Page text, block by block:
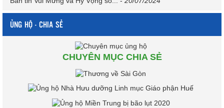
ỦNG HỘ - CHIA SẺ
CHUYÊN MỤC CHIA SẺ